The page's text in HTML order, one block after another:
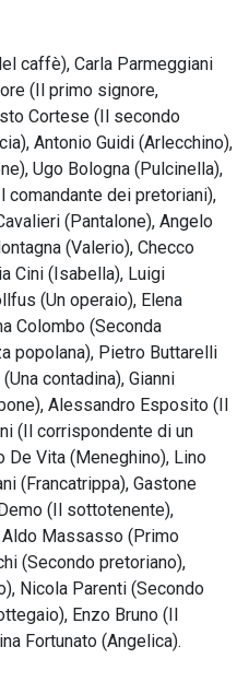
caffè), Carla Parmeggiani
(Il primo signore,
Cortese (Il secondo
Antonio Guidi (Arlecchino),
Ugo Bologna (Pulcinella),
comandante dei pretoriani),
(Pantalone), Angelo
(Valerio), Checco
Cini (Isabella), Luigi
(Un operaio), Elena
Colombo (Seconda
popolana), Pietro Buttarelli
contadina), Gianni
Alessandro Esposito (Il
(Il corrispondente di un
De Vita (Meneghino), Lino
(Francatrippa), Gastone
(Il sottotenente),
Massasso (Primo
(Secondo pretoriano),
Nicola Parenti (Secondo
Enzo Bruno (Il
Fortunato (Angelica).